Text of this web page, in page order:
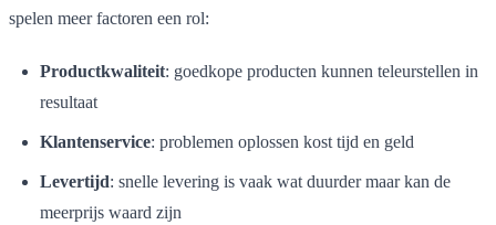
spelen meer factoren een rol:
Productkwaliteit: goedkope producten kunnen teleurstellen in
resultaat
Klantenservice: problemen oplossen kost tijd en geld
Levertijd: snelle levering is vaak wat duurder maar kan de
meerprijs waard zijn